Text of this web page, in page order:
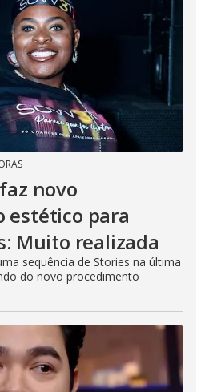
novo
estético para
Muito realizada
sequência de Stories na última
do novo procedimento